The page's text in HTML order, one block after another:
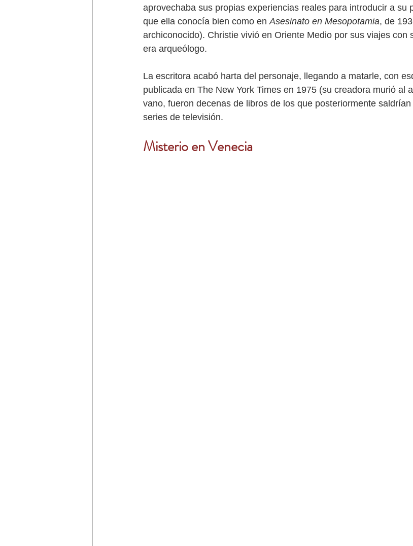
aprovechaba sus propias experiencias reales para introducir a su
que ella conocía bien como en Asesinato en Mesopotamia, de
archiconocido). Christie vivió en Oriente Medio por sus viajes con
era arqueólogo.
La escritora acabó harta del personaje, llegando a matarle, con
publicada en The New York Times en 1975 (su creadora murió al
vano, fueron decenas de libros de los que posteriormente
series de televisión.
Misterio en Venecia